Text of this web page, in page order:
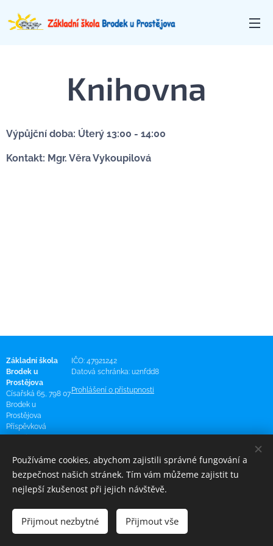
Knihovna
Výpůjční doba: Úterý 13:00 - 14:00
Kontakt: Mgr. Věra Vykoupilová
Základní škola
Brodek u
Prostějova
Císařská 65, 798 07
Brodek u
Prostějova
Příspěvková
581 275 321
podatelna@zs-
brodek.cz
IČO: 47921242
Datová schránka: u2nfdd8
Prohlášení o přístupnosti
Používáme cookies, abychom zajistili správné fungování a
bezpečnost našich stránek. Tím vám můžeme zajistit tu
nejlepší zkušenost při jejich návštěvě.
Přijmout nezbytné Přijmout vše